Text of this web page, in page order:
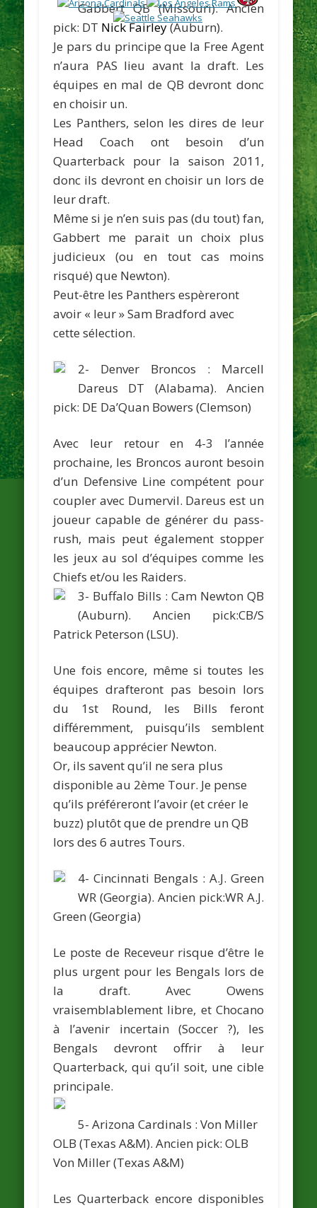
GabbertQB (Missouri).Ancien
pick: DT Nick Fairley(Auburn).
Je pars du principe que la Free Agent
n’aura PAS lieu avant la draft. Les
équipes en mal de QB devront donc
en choisir un.
Les Panthers, selon les dires de leur
Head Coach ont besoin d’un
Quarterback pour la saison 2011,
donc ils devront en choisir un lors de
leur draft.
Même si je n’en suis pas (du tout) fan,
Gabbert me parait un choix plus
judicieux (ou en tout cas moins
risqué) que Newton).
Peut-être les Panthers espèreront
avoir « leur » Sam Bradford avec
cette sélection.
2- Denver Broncos : Marcell
Dareus DT (Alabama). Ancien
pick: DE Da’Quan Bowers (Clemson)
Avec leur retour en 4-3 l’année
prochaine, les Broncos auront besoin
d’un Defensive Line compétent pour
coupler avec Dumervil. Dareus est un
joueur capable de générer du pass-
rush, mais peut également stopper
les jeux au sol d’équipes comme les
Chiefs et/ou les Raiders.
3- Buffalo Bills : Cam Newton QB
(Auburn). Ancien pick:CB/S
Patrick Peterson (LSU).
Une fois encore, même si toutes les
équipes drafteront pas besoin lors
du 1st Round, les Bills feront
différemment, puisqu’ils semblent
beaucoup apprécier Newton.
Or, ils savent qu’il ne sera plus
disponible au 2ème Tour. Je pense
qu’ils préféreront l’avoir (et créer le
buzz) plutôt que de prendre un QB
lors des 6 autres Tours.
4- Cincinnati Bengals : A.J. Green
WR (Georgia). Ancien pick:WR A.J.
Green(Georgia)
Le poste de Receveur risque d’être le
plus urgent pour les Bengals lors de
la draft. Avec Owens
vraisemblablement libre, et Chocano
à l’avenir incertain (Soccer ?), les
Bengals devront offrir à leur
Quarterback, qui qu’il soit, une cible
principale.
5- Arizona Cardinals :Von Miller
OLB (Texas A&M).Ancien pick: OLB
Von Miller(Texas A&M)
Les Quarterback encore disponibles